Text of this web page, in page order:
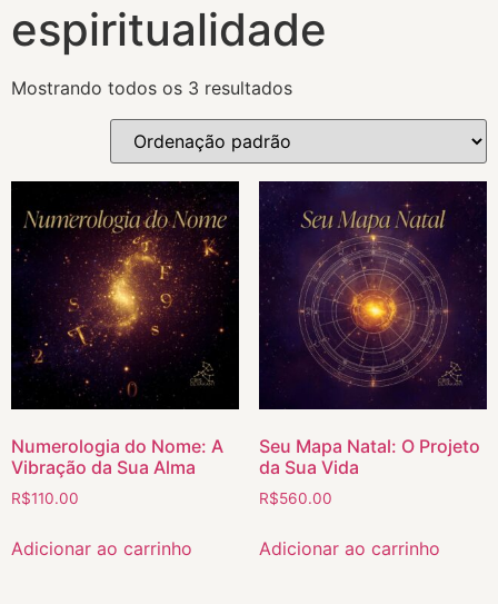
espiritualidade
Mostrando todos os 3 resultados
Numerologia do Nome: A
Vibração da Sua Alma
R$110.00
Adicionar ao carrinho
Seu Mapa Natal: O Projeto
da Sua Vida
R$560.00
Adicionar ao carrinho